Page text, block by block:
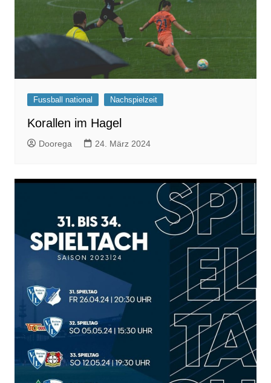
Fussball national Nachspielzeit
Korallen im Hagel
Doorega 24. März 2024